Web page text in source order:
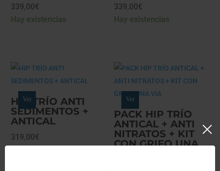
339,00€
Hay existencias
339,00€
Hay existencias
HIP TRÍO ANTI
SEDIMENTOS +
ANTICAL
319,00€
Ver
PACK HIP TRÍO
ANTICAL + ANTI
NITRATOS + KIT
CON GRIFO UNA
Ver